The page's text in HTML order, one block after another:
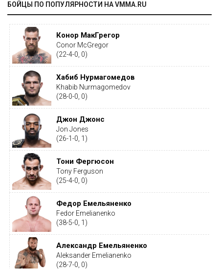
БОЙЦЫ ПО ПОПУЛЯРНОСТИ НА VMMA.RU
Конор МакГрегор
Conor McGregor
(22-4-0, 0)
Хабиб Нурмагомедов
Khabib Nurmagomedov
(28-0-0, 0)
Джон Джонс
Jon Jones
(26-1-0, 1)
Тони Фергюсон
Tony Ferguson
(25-4-0, 0)
Федор Емельяненко
Fedor Emelianenko
(38-5-0, 1)
Александр Емельяненко
Aleksander Emelianenko
(28-7-0, 0)